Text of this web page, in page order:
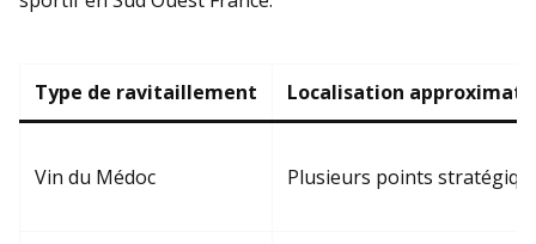
Type de ravitaillement Localisation
Vin du Médoc Plusieurs points